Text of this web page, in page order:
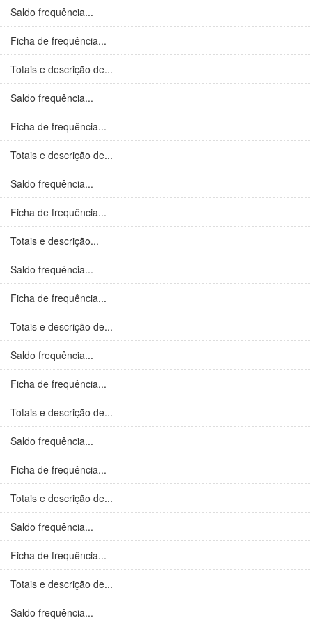
Saldo frequência...
Ficha de frequência...
Totais e descrição de...
Saldo frequência...
Ficha de frequência...
Totais e descrição de...
Saldo frequência...
Ficha de frequência...
Totais e descrição...
Saldo frequência...
Ficha de frequência...
Totais e descrição de...
Saldo frequência...
Ficha de frequência...
Totais e descrição de...
Saldo frequência...
Ficha de frequência...
Totais e descrição de...
Saldo frequência...
Ficha de frequência...
Totais e descrição de...
Saldo frequência...